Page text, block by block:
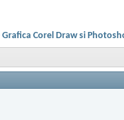
Corel Draw si